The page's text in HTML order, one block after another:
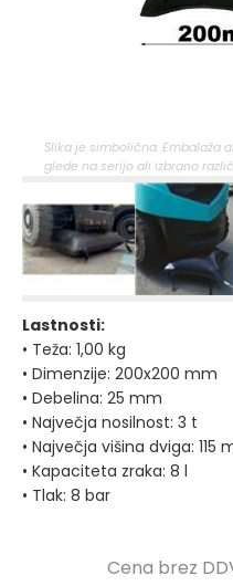
Slika je simbolična. Embalaža
glede na serijo ali izbrano
Lastnosti:
• Teža: 1,00 kg
• Dimenzije: 200x200 mm
• Debelina: 25 mm
• Največja nosilnost: 3 t
• Največja višina dviga: 115
• Kapaciteta zraka: 8 l
• Tlak: 8 bar
Cena brez